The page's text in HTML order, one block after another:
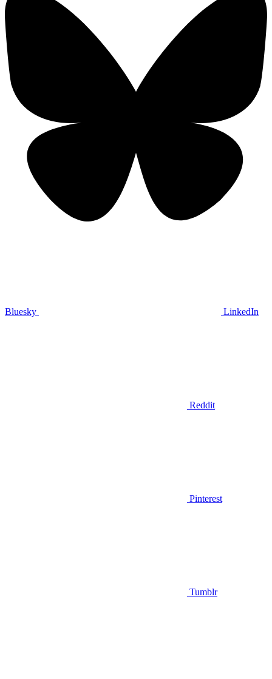
Bluesky LinkedIn
Reddit
Pinterest
Tumblr